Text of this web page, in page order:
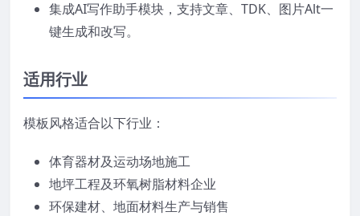
集成AI写作助手模块，支持文章、TDK、图片Alt一
键生成和改写。
适用行业
模板风格适合以下行业：
体育器材及运动场地施工
地坪工程及环氧树脂材料企业
环保建材、地面材料生产与销售